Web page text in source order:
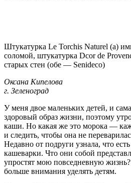
Штукатурка Le Torchis Naturel (a)
соломой, штукатурка Dcor de
старых стен (обе — Senideco)
Оксана Кипелова
г. Зеленоград
У меня двое маленьких детей, и
здоровый образ жизни, поэтому
каши. Но какая же это морока —
и следить, чтобы она не
Недавно от подруги узнала, что
кашеварки. Что они собой
упростят мою повседневную
больше внимания уделять детям.